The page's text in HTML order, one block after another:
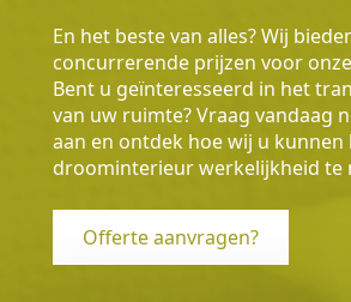
En het beste van alles? Wij
concurrerende prijzen voor
Bent u geïnteresseerd in het
van uw ruimte? Vraag vandaag
aan en ontdek hoe wij u kunnen
droominterieur werkelijkheid te
Offerte aanvragen?